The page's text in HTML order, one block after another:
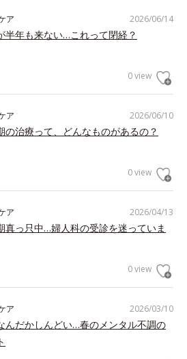
2026/06/14
ア
半年も来ない…これって閉経？
0 view
2026/06/10
ア
の治療って、どんなものがあるの？
0 view
2026/04/13
ア
真っ只中…婦人科の受診を迷っていま
0 view
2026/03/10
ア
んだかしんどい…春のメンタル不調の